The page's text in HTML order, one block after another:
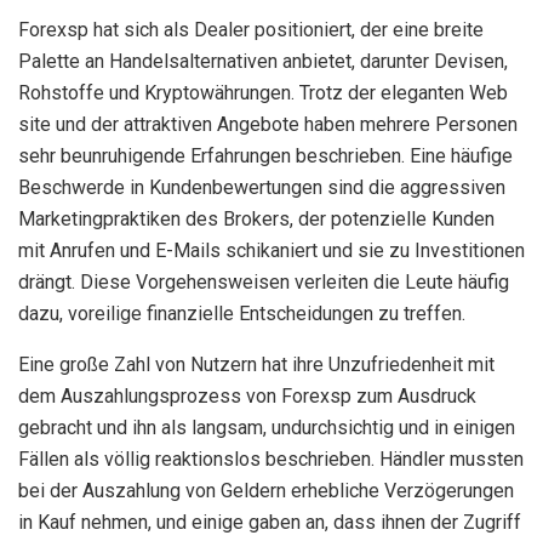
Forexsp hat sich als Dealer positioniert, der eine breite
Palette an Handelsalternativen anbietet, darunter Devisen,
Rohstoffe und Kryptowährungen. Trotz der eleganten Web
site und der attraktiven Angebote haben mehrere Personen
sehr beunruhigende Erfahrungen beschrieben. Eine häufige
Beschwerde in Kundenbewertungen sind die aggressiven
Marketingpraktiken des Brokers, der potenzielle Kunden
mit Anrufen und E-Mails schikaniert und sie zu Investitionen
drängt. Diese Vorgehensweisen verleiten die Leute häufig
dazu, voreilige finanzielle Entscheidungen zu treffen.
Eine große Zahl von Nutzern hat ihre Unzufriedenheit mit
dem Auszahlungsprozess von Forexsp zum Ausdruck
gebracht und ihn als langsam, undurchsichtig und in einigen
Fällen als völlig reaktionslos beschrieben. Händler mussten
bei der Auszahlung von Geldern erhebliche Verzögerungen
in Kauf nehmen, und einige gaben an, dass ihnen der Zugriff